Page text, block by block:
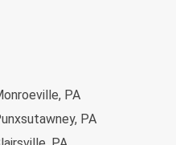
PA
PA